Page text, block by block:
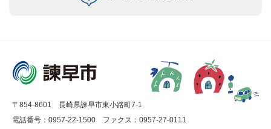
〒854-8601 長崎県諫早市東小路町7-1
電話番号：0957-22-1500
ファクス：0957-27-0111